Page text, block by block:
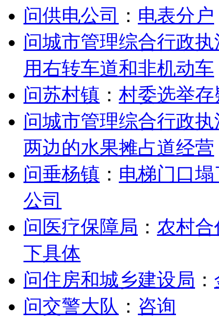
问供电公司
： 电表分户
问城市管理综合行政执
用右转车道和非机动车
问苏村镇 ： 村委选举存
问城市管理综合行政执
两边的水果摊占道经营
问垂杨镇 ： 电梯门口
公司
问医疗保障局 ： 农村
下具体
问住房和城乡建设局 ：
问交警大队 ： 咨询